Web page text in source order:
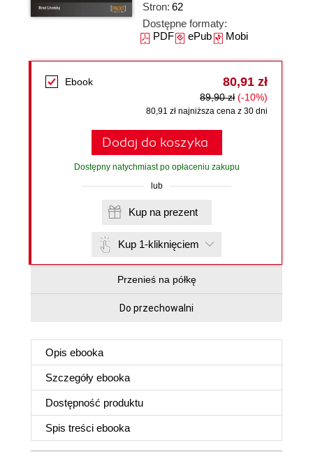
Stron: 62
Dostępne formaty:
PDFePubMobi
Ebook 80,91 zł
89,90 zł (-10%)
80,91 zł najniższa cena z 30 dni
Dodaj do koszyka
Dostępny natychmiast po opłaceniu zakupu
lub
Kup na prezent
Kup 1-kliknięciem
Przenieś na półkę
Do przechowalni
Opis ebooka
Szczegóły ebooka
Dostępność produktu
Spis treści ebooka